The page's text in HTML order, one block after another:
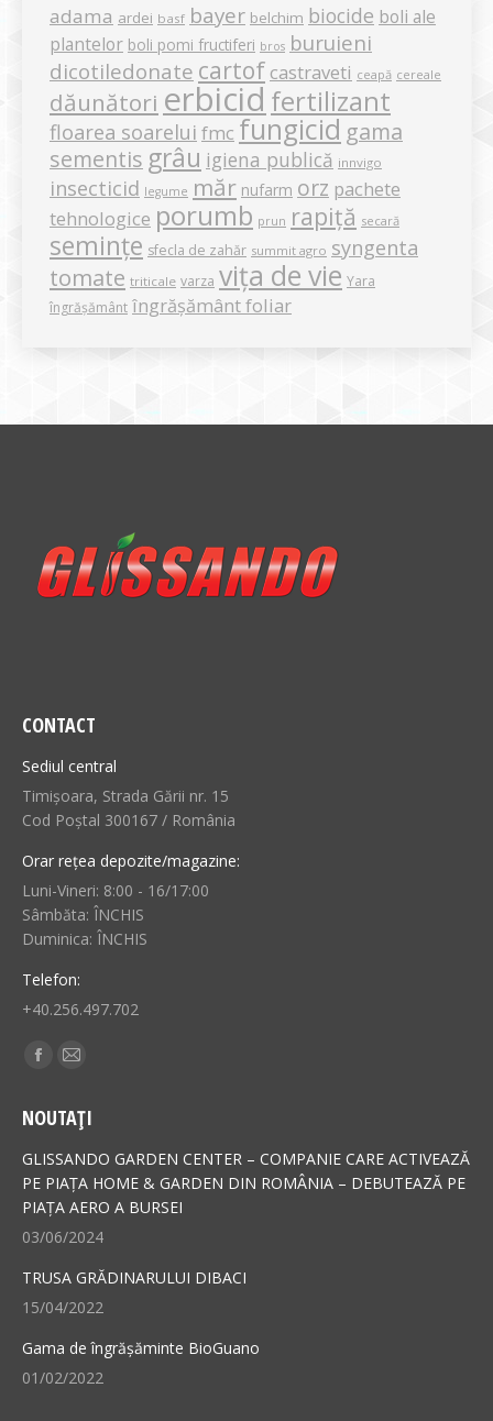
adama ardei basf bayer belchim biocide boli ale
plantelor boli pomi fructiferi bros buruieni
dicotiledonate cartof castraveti ceapă cereale
dăunători erbicid fertilizant
floarea soarelui fmc fungicid gama
sementis grâu igiena publică innvigo
insecticid legume măr nufarm orz pachete
tehnologice porumb prun rapiță secară
semințe sfecla de zahăr summit agro syngenta
tomate triticale varza vița de vie Yara
îngrășământ îngrășământ foliar
CONTACT
Sediul central
Timișoara, Strada Gării nr. 15
Cod Poștal 300167 / România
Orar rețea depozite/magazine:
Luni-Vineri: 8:00 - 16/17:00
Sâmbăta: ÎNCHIS
Duminica: ÎNCHIS
Telefon:
+40.256.497.702
Find us on:
Facebook
opens
in
new
window
Mail
opens
in
new
window
NOUTAȚI
GLISSANDO GARDEN CENTER – COMPANIE CARE ACTIVEAZĂ
PE PIAȚA HOME & GARDEN DIN ROMÂNIA – DEBUTEAZĂ PE
PIAȚA AERO A BURSEI
03/06/2024
TRUSA GRĂDINARULUI DIBACI
15/04/2022
Gama de îngrășăminte BioGuano
01/02/2022